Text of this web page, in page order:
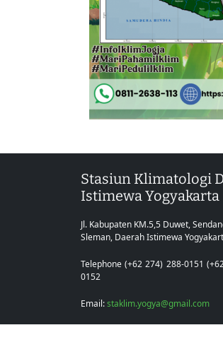
Stasiun Klimatologi
Istimewa Yogyakarta
Jl. Kabupaten KM.5,5 Duwet,
Sleman, Daerah Istimewa
Telephone (+62 274) 288-0151
0152
Email:staklim.yogya@gmail.com